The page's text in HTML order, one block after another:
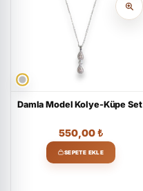
Damla Model Kolye-Küpe Set
550,00₺
SEPETE EKLE